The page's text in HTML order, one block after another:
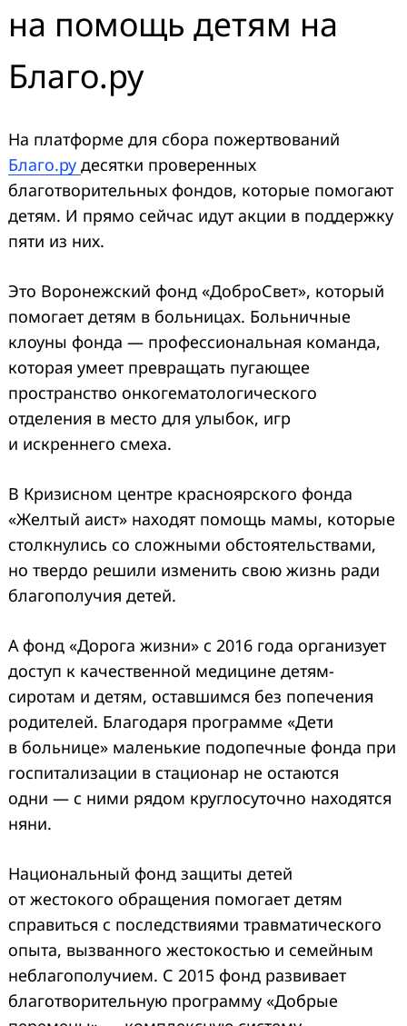
на помощь детям на
Благо.ру
На платформе для сбора пожертвований
Благо.ру десятки проверенных
благотворительных фондов, которые помогают
детям. И прямо сейчас идут акции в поддержку
пяти из них.
Это Воронежский фонд «ДоброСвет», который
помогает детям в больницах. Больничные
клоуны фонда — профессиональная команда,
которая умеет превращать пугающее
пространство онкогематологического
отделения в место для улыбок, игр
и искреннего смеха.
В Кризисном центре красноярского фонда
«Желтый аист» находят помощь мамы, которые
столкнулись со сложными обстоятельствами,
но твердо решили изменить свою жизнь ради
благополучия детей.
А фонд «Дорога жизни» с 2016 года организует
доступ к качественной медицине детям-
сиротам и детям, оставшимся без попечения
родителей. Благодаря программе «Дети
в больнице» маленькие подопечные фонда при
госпитализации в стационар не остаются
одни — с ними рядом круглосуточно находятся
няни.
Национальный фонд защиты детей
от жестокого обращения помогает детям
справиться с последствиями травматического
опыта, вызванного жестокостью и семейным
неблагополучием. С 2015 фонд развивает
благотворительную программу «Добрые